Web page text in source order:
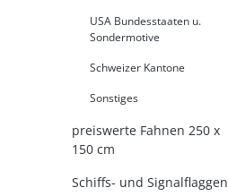
USA Bundesstaaten u.
Sondermotive
Schweizer Kantone
Sonstiges
preiswerte Fahnen 250 x
150 cm
Schiffs- und Signalflaggen